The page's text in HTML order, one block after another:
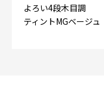
よろい4段木目調
ティントMGベージュ